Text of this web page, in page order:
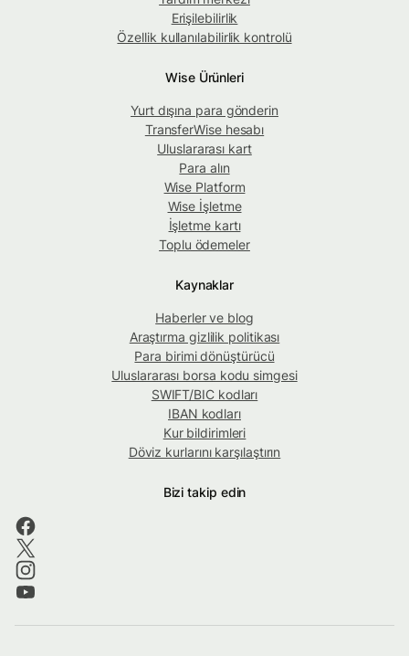
Erişilebilirlik
Özellik kullanılabilirlik kontrolü
Wise Ürünleri
Yurt dışına para gönderin
TransferWise hesabı
Uluslararası kart
Para alın
Wise Platform
Wise İşletme
İşletme kartı
Toplu ödemeler
Kaynaklar
Haberler ve blog
Araştırma gizlilik politikası
Para birimi dönüştürücü
Uluslararası borsa kodu simgesi
SWIFT/BIC kodları
IBAN kodları
Kur bildirimleri
Döviz kurlarını karşılaştırın
Bizi takip edin